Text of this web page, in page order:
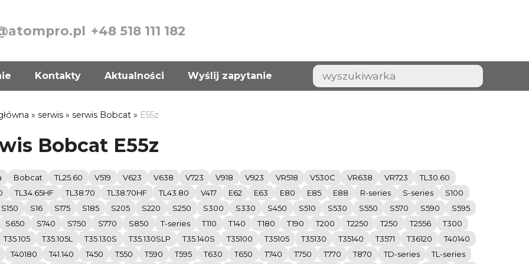
+48 518 111 182
Kontakty Aktualności Wyślij zapytanie
» serwis » serwis Bobcat » E55z
Bobcat E55z
Bobcat TL25.60 V519 V623 V638 V723 V918 V923 VR518 V530C VR638 VR723
TL30.60
TL34.65HF TL38.70 TL38.70HF TL43.80 V417 E62 E63 E80 E85 E88 R-series S-series
S100
S150 S16 S175 S185 S205 S220 S250 S300 S330 S450 S510 S530 S550 S570 S590
S595
S650 S740 S750 S770 S850 T-series T110 T140 T180 T190 T200 T2250 T250 T2556
T300
T35.105 T35.105L T35.130S T35.130SLP T35.140S T35100 T35105 T35130 T35140 T3571 T36120
T40140
T40180 T41.140 T450 T550 T590 T595 T630 T650 T740 T750 T770 T870 TD-series
TL-series